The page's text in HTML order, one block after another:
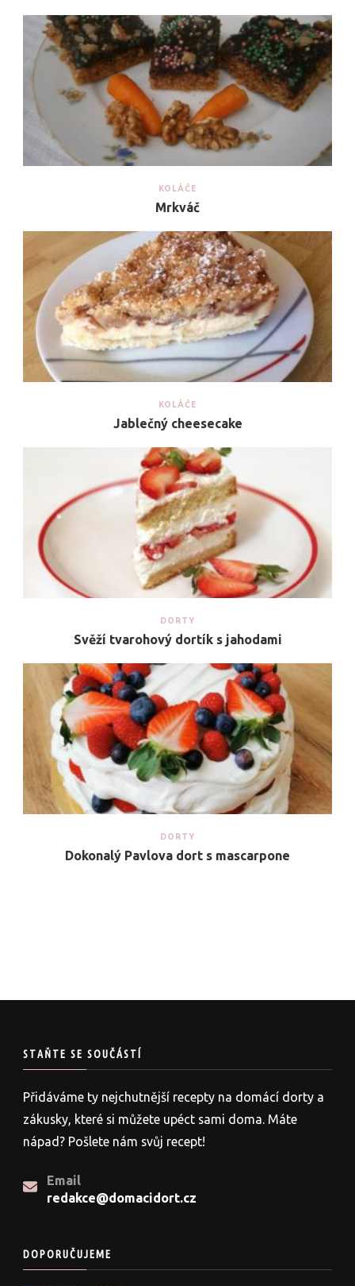
KOLÁČE
Mrkváč
KOLÁČE
Jablečný cheesecake
DORTY
Svěží tvarohový dortík s jahodami
DORTY
Dokonalý Pavlova dort s mascarpone
STAŇTE SE SOUČÁSTÍ
Přidáváme ty nejchutnější recepty na domácí dorty a
zákusky, které si můžete upéct sami doma. Máte
nápad? Pošlete nám svůj recept!
Email
redakce@domacidort.cz
DOPORUČUJEME